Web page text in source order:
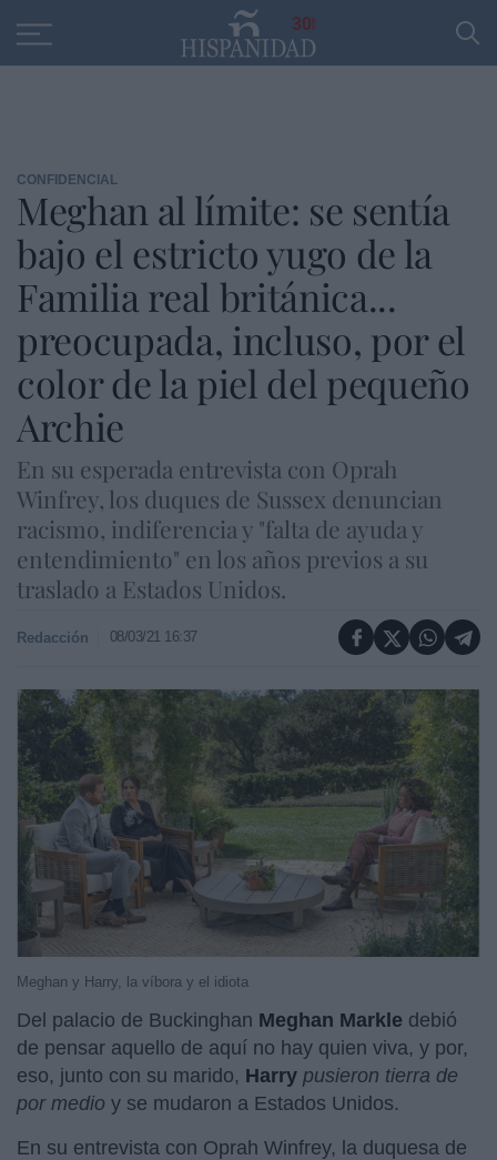
30
CONFIDENCIAL
Meghan al límite: se sentía
bajo el estricto yugo de la
Familia real británica...
preocupada, incluso, por el
color de la piel del pequeño
Archie
En su esperada entrevista con Oprah
Winfrey, los duques de Sussex denuncian
racismo, indiferencia y "falta de ayuda y
entendimiento" en los años previos a su
traslado a Estados Unidos.
Redacción 08/03/21 16:37
Meghan y Harry, la víbora y el idiota
Del palacio de Buckinghan Meghan Markle debió
de pensar aquello de aquí no hay quien viva, y por,
eso, junto con su marido, Harry pusieron tierra de
por medio y se mudaron a Estados Unidos.
En su entrevista con Oprah Winfrey, la duquesa de